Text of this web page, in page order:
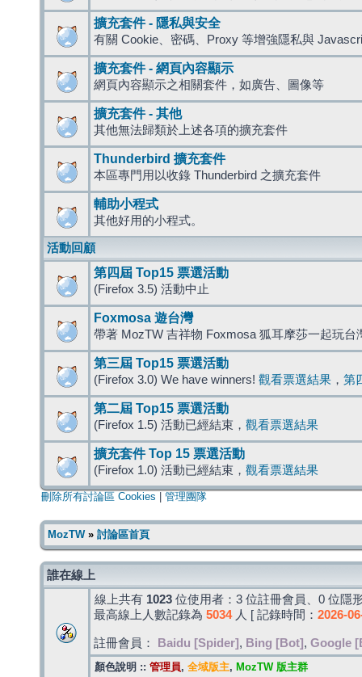
擴充套件 - 隱私與安全
有關 Cookie、密碼、Proxy 等增強隱私與
擴充套件 - 網頁內容顯示
網頁內容顯示之相關套件，如廣告、圖像等
擴充套件 - 其他
其他無法歸類於上述各項的擴充套件
Thunderbird 擴充套件
本區專門用以收錄 Thunderbird 之擴充套件
輔助小程式
其他好用的小程式。
活動回顧
第四屆 Top15 票選活動
(Firefox 3.5) 活動中止
Foxmosa 遊台灣
帶著 MozTW 吉祥物 Foxmosa 狐耳摩莎一起玩台
第三屆 Top15 票選活動
(Firefox 3.0) We have winners! 觀看票選結果 ， 第
第二屆 Top15 票選活動
(Firefox 1.5) 活動已經結束， 觀看票選結果
擴充套件 Top 15 票選活動
(Firefox 1.0) 活動已經結束， 觀看票選結果
刪除所有討論區 Cookies 管理團隊
MozTW» 討論區首頁
誰在線上
線上共有 1023 位使用者：3 位註冊會員、0 位隱
最高線上人數記錄為 5034人 [ 記錄時間： 2026-
註冊會員： Baidu [Spider] , Bing [Bot] , Google
顏色說明 :: 管理員, 全域版主, MozTW 版主群